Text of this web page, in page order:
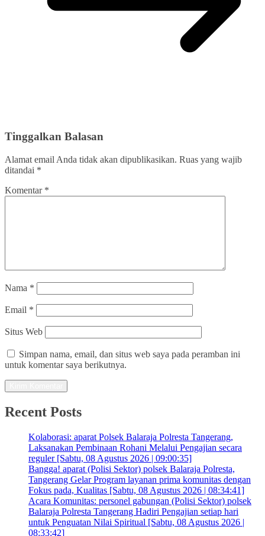
Tinggalkan Balasan
Alamat email Anda tidak akan dipublikasikan. Ruas yang wajib
ditandai *
Komentar *
Nama *
Email *
Situs Web
Simpan nama, email, dan situs web saya pada peramban ini
untuk komentar saya berikutnya.
Recent Posts
Kolaborasi: aparat Polsek Balaraja Polresta Tangerang,
Laksanakan Pembinaan Rohani Melalui Pengajian secara
reguler [Sabtu, 08 Agustus 2026 | 09:00:35]
Bangga! aparat (Polisi Sektor) polsek Balaraja Polresta,
Tangerang Gelar Program layanan prima komunitas dengan
Fokus pada, Kualitas [Sabtu, 08 Agustus 2026 | 08:34:41]
Acara Komunitas: personel gabungan (Polisi Sektor) polsek
Balaraja Polresta Tangerang Hadiri Pengajian setiap hari
untuk Penguatan Nilai Spiritual [Sabtu, 08 Agustus 2026 |
08:33:42]